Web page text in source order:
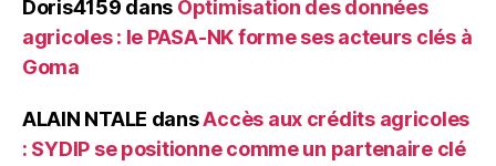
Doris4159 dans Optimisation des données
agricoles : le PASA-NK forme ses acteurs clés à
Goma
ALAIN NTALE dansAccès aux crédits agricoles
: SYDIP se positionne comme un partenaire clé